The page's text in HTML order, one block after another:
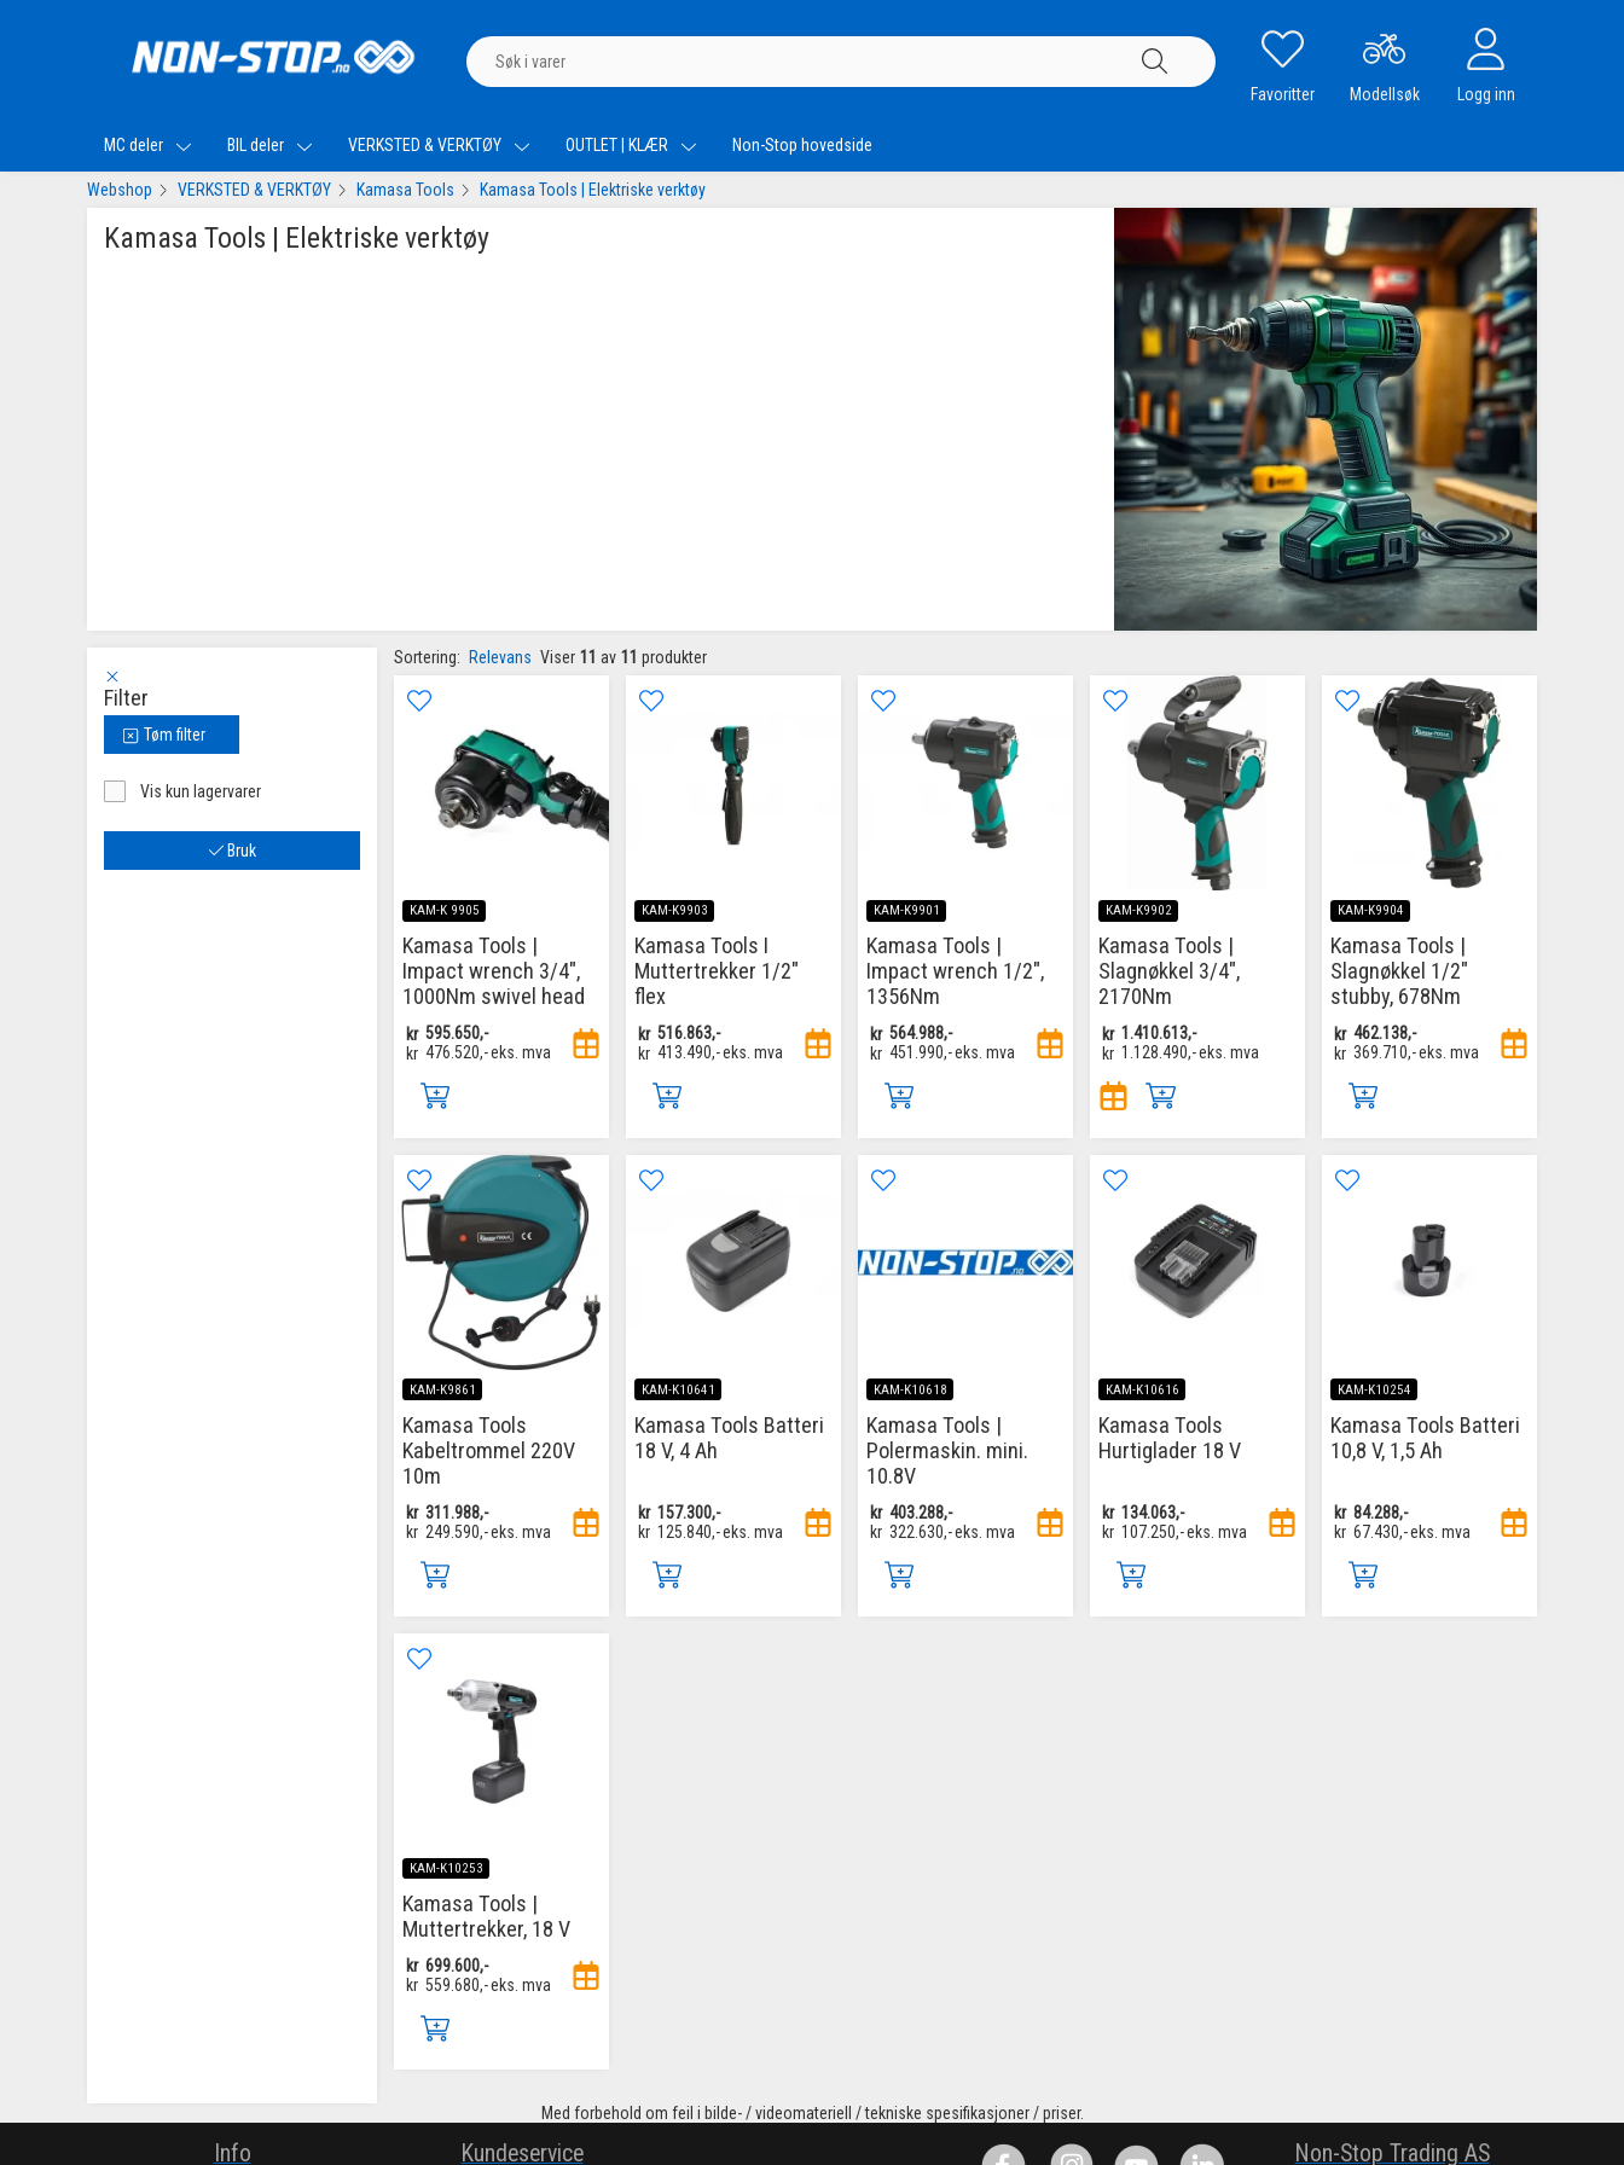
Favoritter Modellsøk Logg inn
MC deler BIL deler VERKSTED & VERKTØY OUTLET | KLÆR Non-Stop hovedside
Webshop VERKSTED & VERKTØY Kamasa Tools Kamasa Tools | Elektriske verktøy
Kamasa Tools | Elektriske verktøy
Filter
Tøm filter
Vis kun lagervarer
Bruk
Sortering: Relevans Viser 11 av 11 produkter
KAM-K 9905
Kamasa Tools |
Impact wrench 3/4",
1000Nm swivel head
kr 595.650,-
kr 476.520,-eks. mva
KAM-K9903
Kamasa Tools I
Muttertrekker 1/2"
flex
kr 516.863,-
kr 413.490,-eks. mva
KAM-K9901
Kamasa Tools |
Impact wrench 1/2",
1356Nm
kr 564.988,-
kr 451.990,-eks. mva
KAM-K9902
Kamasa Tools |
Slagnøkkel 3/4",
2170Nm
kr 1.410.613,-
kr 1.128.490,-eks. mva
KAM-K9904
Kamasa Tools |
Slagnøkkel 1/2"
stubby, 678Nm
kr 462.138,-
kr 369.710,-eks. mva
KAM-K9861
Kamasa Tools
Kabeltrommel 220V
10m
kr 311.988,-
kr 249.590,-eks. mva
KAM-K10641
Kamasa Tools Batteri
18 V, 4 Ah
kr 157.300,-
kr 125.840,-eks. mva
KAM-K10618
Kamasa Tools |
Polermaskin. mini.
10.8V
kr 403.288,-
kr 322.630,-eks. mva
KAM-K10616
Kamasa Tools
Hurtiglader 18 V
kr 134.063,-
kr 107.250,-eks. mva
KAM-K10254
Kamasa Tools Batteri
10,8 V, 1,5 Ah
kr 84.288,-
kr 67.430,-eks. mva
KAM-K10253
Kamasa Tools |
Muttertrekker, 18 V
kr 699.600,-
kr 559.680,-eks. mva
Med forbehold om feil i bilde- / videomateriell / tekniske spesifikasjoner / priser.
Info Kundeservice Non-Stop Trading AS